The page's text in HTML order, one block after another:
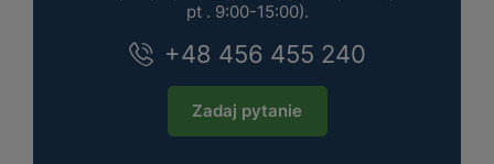
pt . 9:00-15:00).
+48 456 455 240
Zadaj pytanie